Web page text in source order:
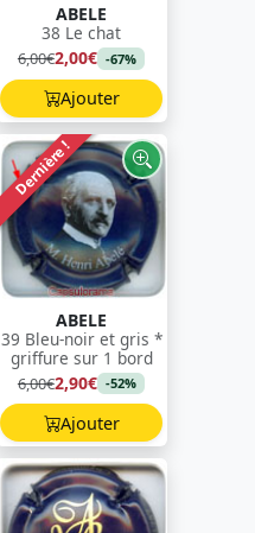
ABELE
38 Le chat
6,00€2,00€ -67%
Ajouter
Dernière !
ABELE
39 Bleu-noir et gris *
griffure sur 1 bord
6,00€2,90€ -52%
Ajouter